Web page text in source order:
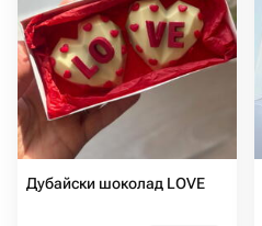
Дубайски шоколад LOVE